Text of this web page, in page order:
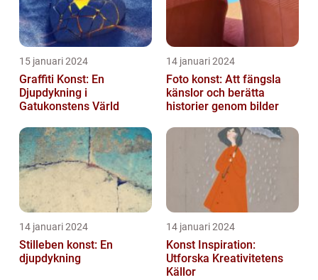
15 januari 2024
Graffiti Konst: En
Djupdykning i
Gatukonstens Värld
14 januari 2024
Foto konst: Att fängsla
känslor och berätta
historier genom bilder
14 januari 2024
Stilleben konst: En
djupdykning
14 januari 2024
Konst Inspiration:
Utforska Kreativitetens
Källor